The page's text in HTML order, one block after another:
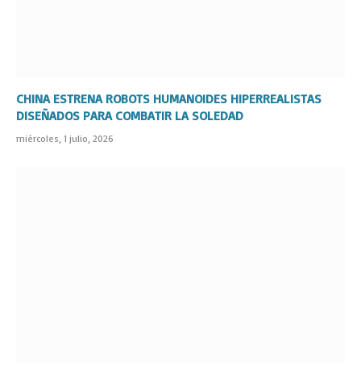
CHINA ESTRENA ROBOTS HUMANOIDES HIPERREALISTAS
DISEÑADOS PARA COMBATIR LA SOLEDAD
miércoles, 1 julio, 2026